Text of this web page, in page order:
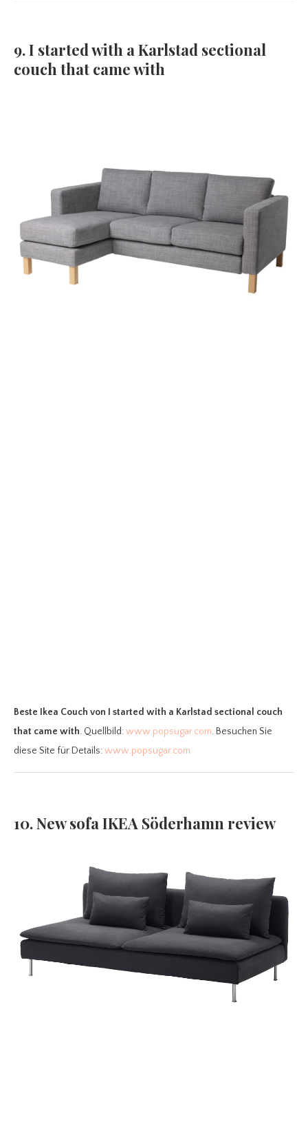
9. I started with a Karlstad sectional
couch that came with
Beste Ikea Couch von I started with a Karlstad sectional couch
that came with. Quellbild:www.popsugar.com. Besuchen Sie
diese Site für Details:www.popsugar.com
10. New sofa IKEA Söderhamn review